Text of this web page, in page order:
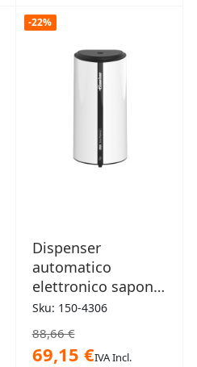
-22%
Dispenser
automatico
elettronico sapone
igienizzante
antifurto Memphis
Sku: 150-4306
88,66 €
69,15 €IVA Incl.